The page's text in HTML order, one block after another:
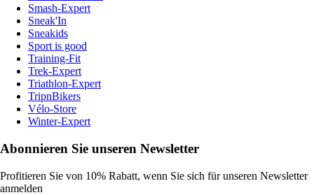
Smash-Expert
Sneak'In
Sneakids
Sport is good
Training-Fit
Trek-Expert
Triathlon-Expert
TripnBikers
Vélo-Store
Winter-Expert
Abonnieren Sie unseren Newsletter
Profitieren Sie von 10% Rabatt, wenn Sie sich für unseren Newsletter
anmelden